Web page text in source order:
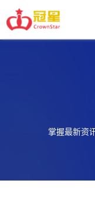
掌握最新资